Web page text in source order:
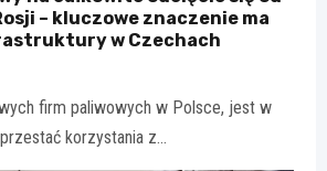
– kluczowe znaczenie ma
w Czechach
firm paliwowych w Polsce, jest w
korzystania z…